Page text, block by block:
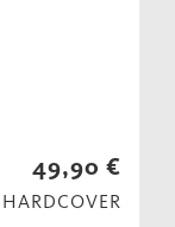
49,90 €
HARDCOVER